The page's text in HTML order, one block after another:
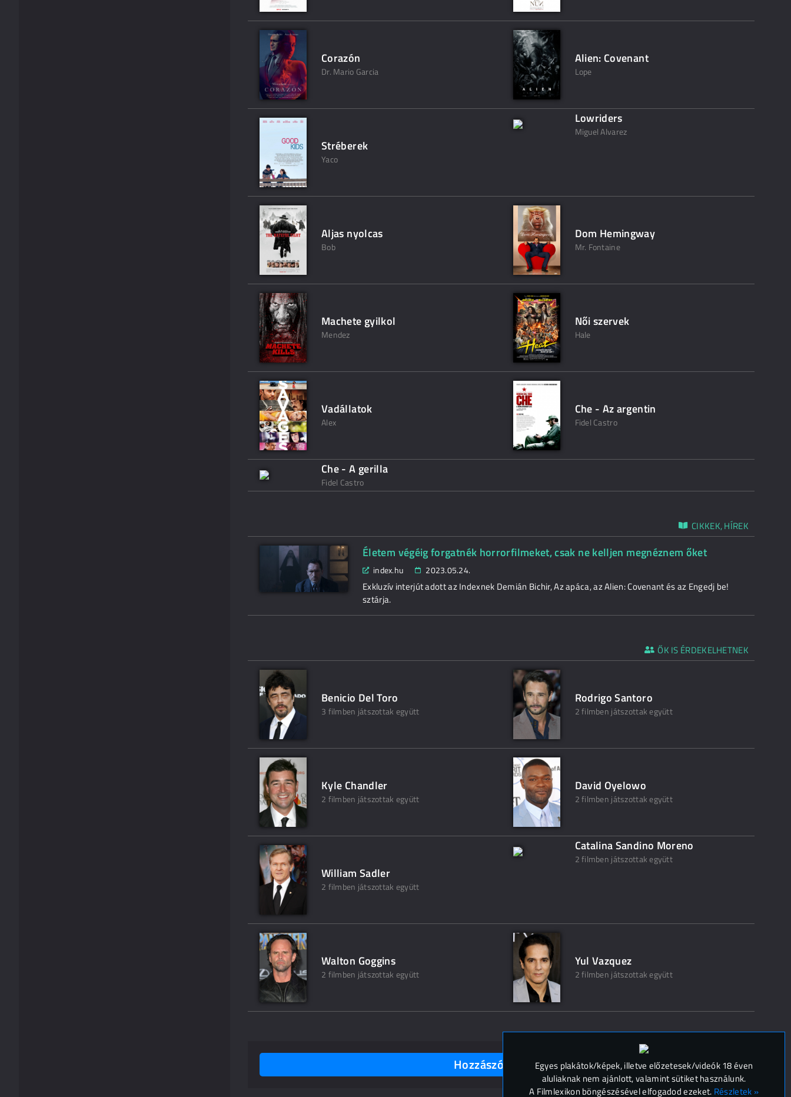
Corazón
Dr. Mario Garcia
Alien: Covenant
Lope
Stréberek
Yaco
Lowriders
Miguel Alvarez
Aljas nyolcas
Bob
Dom Hemingway
Mr. Fontaine
Machete gyilkol
Mendez
Női szervek
Hale
Vadállatok
Alex
Che - Az argentin
Fidel Castro
Che - A gerilla
Fidel Castro
CIKKEK, HÍREK
Életem végéig forgatnék horrorfilmeket, csak ne kelljen megnéznem őket
index.hu 2023.05.24.
Exkluzív interjút adott az Indexnek Demián Bichir, Az apáca, az Alien: Covenant és az Engedj be!
sztárja.
ŐK IS ÉRDEKELHETNEK
Benicio Del Toro
3 filmben játszottak együtt
Rodrigo Santoro
2 filmben játszottak együtt
Kyle Chandler
2 filmben játszottak együtt
David Oyelowo
2 filmben játszottak együtt
William Sadler
2 filmben játszottak együtt
Catalina Sandino Moreno
2 filmben játszottak együtt
Walton Goggins
2 filmben játszottak együtt
Yul Vazquez
2 filmben játszottak együtt
Hozzászólások (0)
Egyes plakátok/képek, illetve előzetesek/videók 18 éven
aluliaknak nem ajánlott, valamint sütiket használunk.
A Filmlexikon böngészésével elfogadod ezeket. Részletek »